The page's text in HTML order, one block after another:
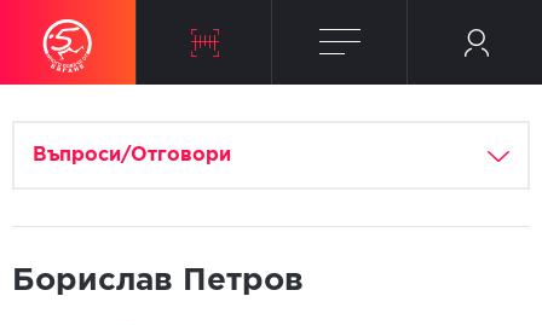
Въпроси/Отговори
Борислав Петров